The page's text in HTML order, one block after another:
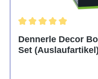
Dennerle Decor
Set (Auslaufartikel)